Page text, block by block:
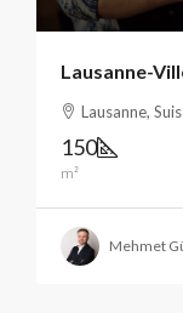
Lausanne-
Lausanne,
150
m²
Mehmet